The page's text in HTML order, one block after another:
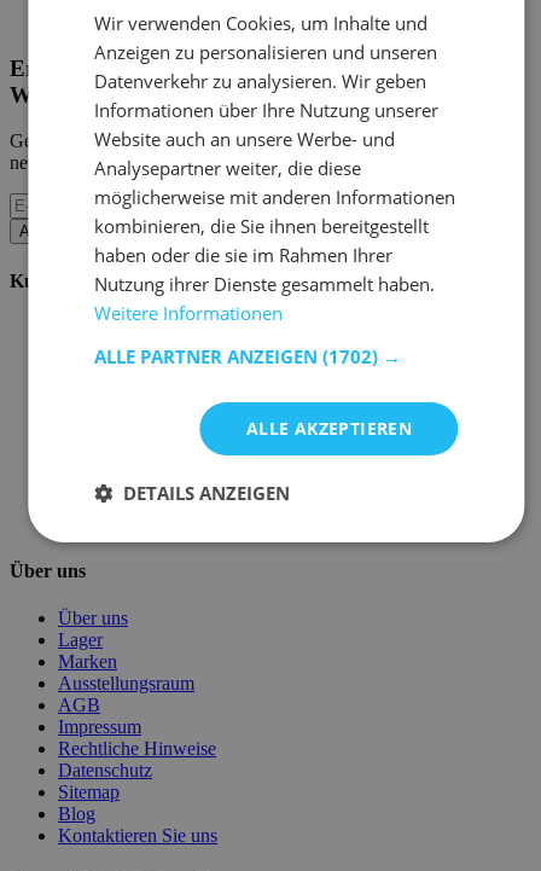
Home Emob|Mein Konto
Erhalten Sie unsere neuen Kollektionen und
Werbeaktionen.
Geben Sie uns Ihre E-Mail und Sie werden monatlich über die
neuesten Ereignisse informiert.
Abonnieren
Kundenservice
Zahlungsmöglichkeiten
Stornieren oder retournieren
Pflegehinweise
Paswort Vergessen?
Über uns
Über uns
Lager
Marken
Ausstellungsraum
AGB
Impressum
Rechtliche Hinweise
Datenschutz
Sitemap
Blog
Kontaktieren Sie uns
Wir verwenden Cookies, um Inhalte und
Anzeigen zu personalisieren und unseren
Datenverkehr zu analysieren. Wir geben
Informationen über Ihre Nutzung unserer
Website auch an unsere Werbe- und
Analysepartner weiter, die diese
möglicherweise mit anderen Informationen
kombinieren, die Sie ihnen bereitgestellt
haben oder die sie im Rahmen Ihrer
Nutzung ihrer Dienste gesammelt haben.
Weitere Informationen
ALLE PARTNER ANZEIGEN (1702) →
ALLE AKZEPTIEREN
DETAILS ANZEIGEN